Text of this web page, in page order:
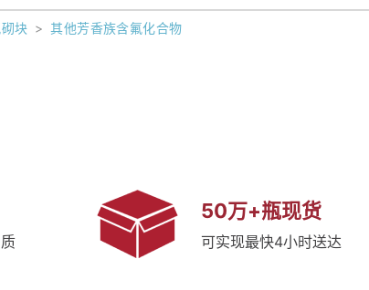
块 > 其他芳香族含氟化合物
50万+瓶现货
可实现最快4小时送达